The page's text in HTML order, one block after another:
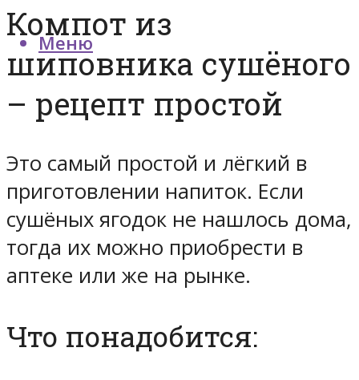
Меню
Компот из
шиповника сушёного
– рецепт простой
Это самый простой и лёгкий в
приготовлении напиток. Если
сушёных ягодок не нашлось дома,
тогда их можно приобрести в
аптеке или же на рынке.
Что понадобится: